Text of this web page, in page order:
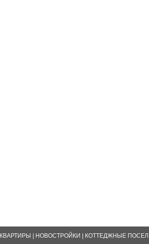
КВАРТИРЫ НОВОСТРОЙКИ КОТТЕДЖНЫЕ